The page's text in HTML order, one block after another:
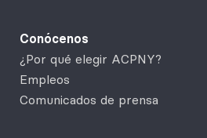
Conócenos
¿Por qué elegir ACPNY?
Empleos
Comunicados de prensa